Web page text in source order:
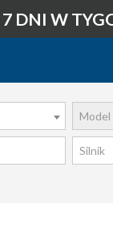
7 DNI W
Model
Silnik